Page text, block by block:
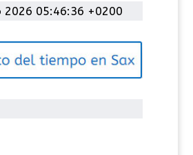
2026 05:46:37 +0200